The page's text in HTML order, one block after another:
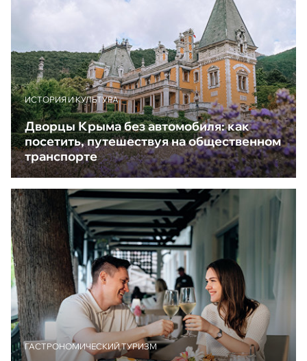
ИСТОРИЯ И КУЛЬТУРА
Дворцы Крыма без автомобиля: как
посетить, путешествуя на общественном
транспорте
ГАСТРОНОМИЧЕСКИЙ ТУРИЗМ